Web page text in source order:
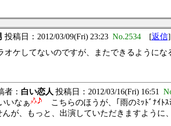
投稿日：2012/03/09(Fri) 23:23 No.2534[返信]
ケしてないのですが、またできるように
者： 白い恋人 投稿日：2012/03/16(Fri) 16:51
いなぁ こちらのほうが、｢雨のﾐｯﾄﾞﾅｲﾄ
が、もっと、出演していただきますように